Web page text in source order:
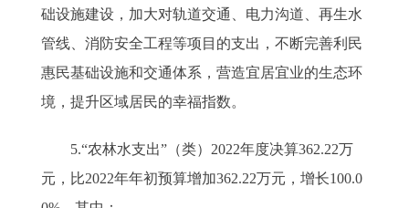
础设施建设，加大对轨道交通、电力沟道、再生水
管线、消防安全工程等项目的支出，不断完善利民
惠民基础设施和交通体系，营造宜居宜业的生态环
境，提升区域居民的幸福指数。
5.“农林水支出”（类）2022年度决算362.22万
元，比2022年年初预算增加362.22万元，增长100.0